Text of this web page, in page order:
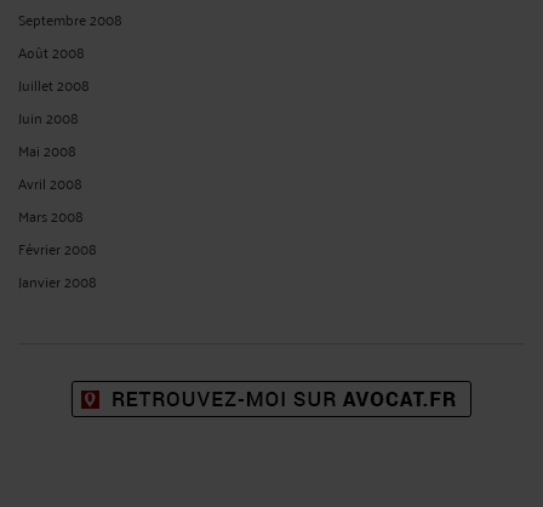
Septembre 2008
Août 2008
Juillet 2008
Juin 2008
Mai 2008
Avril 2008
Mars 2008
Février 2008
Janvier 2008